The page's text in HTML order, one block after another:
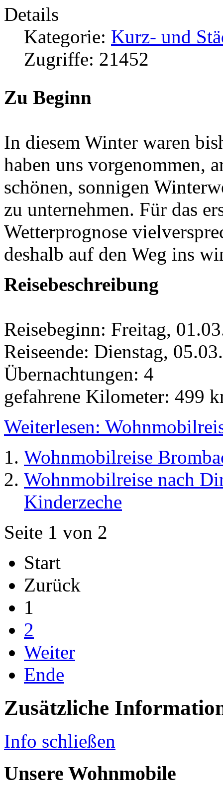
Details
Kategorie: Kurz- und
Zugriffe: 21452
Zu Beginn
In diesem Winter waren
haben uns vorgenommen,
schönen, sonnigen
zu unternehmen. Für das
Wetterprognose
deshalb auf den Weg ins
Reisebeschreibung
Reisebeginn: Freitag,
Reiseende: Dienstag,
Übernachtungen: 4
gefahrene Kilometer: 499
Weiterlesen:
Wohnmobilreise
Wohnmobilreise nach
Kinderzeche
Seite 1 von 2
Start
Zurück
1
2
Weiter
Ende
Zusätzliche
Info schließen
Unsere Wohnmobile